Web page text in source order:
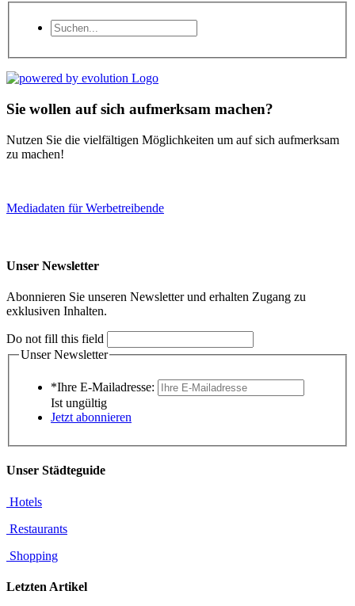
Sie wollen auf sich aufmerksam machen?
Nutzen Sie die vielfältigen Möglichkeiten um auf sich aufmerksam
zu machen!
Mediadaten für Werbetreibende
Unser Newsletter
Abonnieren Sie unseren Newsletter und erhalten Zugang zu
exklusiven Inhalten.
Do not fill this field
Unser Newsletter
*Ihre E-Mailadresse:
Ist ungültig
Jetzt abonnieren
Unser Städteguide
Hotels
Restaurants
Shopping
Letzten Artikel